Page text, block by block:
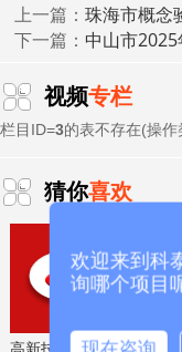
佛冈县
(5家)
3
上一篇：珠海市概念
下一篇： 中山市2025年人工智能
视频专栏
栏目ID=3的表不存在(操作
猜你喜欢
欢迎来到科
询哪个项目